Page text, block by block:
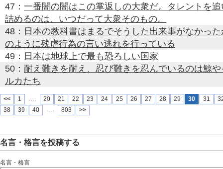
47： 一番闇の闇はこの掌返しの大衆だ。タレントを追
詰めるのは、いつだって大衆そのもの。
48： 日本の教科書はまるでそうした出来事がなかった
のように残虐行為の言い逃れを行っている
49： 日本は地球上で最も恐ろしい国家
50： 耐え難きを耐え、忍び難きを忍んでいるのは鯨や
ルカたち
<< 1 …. 20 21 22 23 24 25 26 27 28 29 30 31
38
39 40 …. 803 >>
名言・格言を投稿する
名言・格言